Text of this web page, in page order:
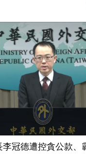
冠德遭控貪公款、